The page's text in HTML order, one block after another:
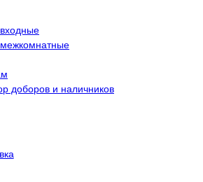
межкомнатные
доборов и наличников